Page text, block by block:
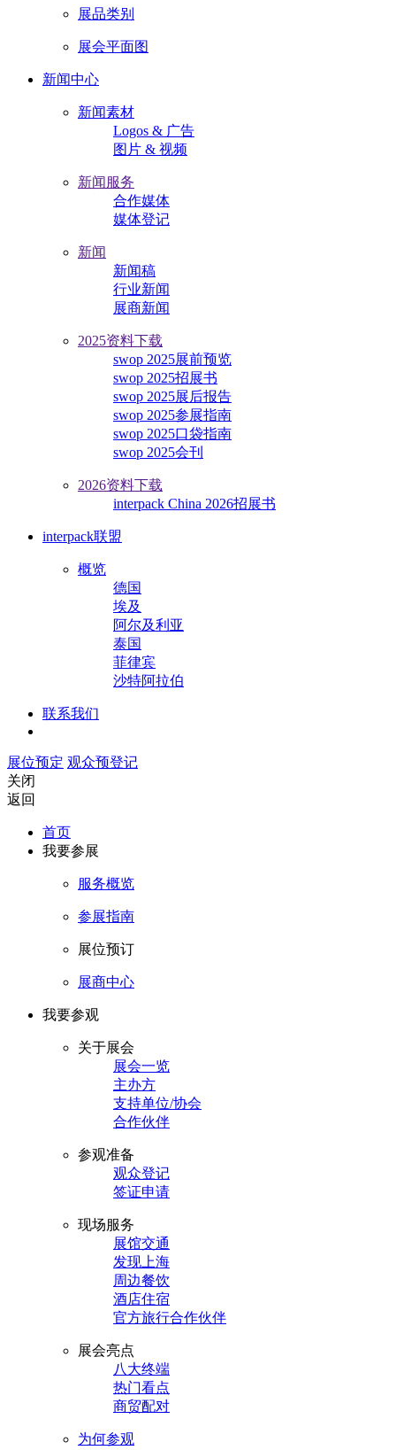
展品类别
展会平面图
新闻中心
新闻素材
Logos & 广告
图片 & 视频
新闻服务
合作媒体
媒体登记
新闻
新闻稿
行业新闻
展商新闻
2025资料下载
swop 2025展前预览
swop 2025招展书
swop 2025展后报告
swop 2025参展指南
swop 2025口袋指南
swop 2025会刊
2026资料下载
interpack China 2026招展书
interpack联盟
概览
德国
埃及
阿尔及利亚
泰国
菲律宾
沙特阿拉伯
联系我们
展位预定 观众预登记
关闭
返回
首页
我要参展
服务概览
参展指南
展位预订
展商中心
我要参观
关于展会
展会一览
主办方
支持单位/协会
合作伙伴
参观准备
观众登记
签证申请
现场服务
展馆交通
发现上海
周边餐饮
酒店住宿
官方旅行合作伙伴
展会亮点
八大终端
热门看点
商贸配对
为何参观